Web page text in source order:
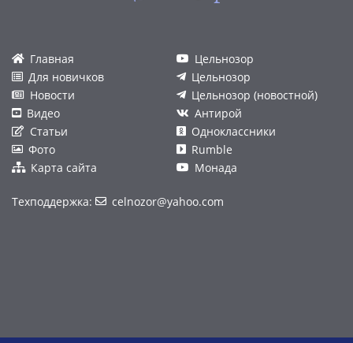
Главная
Для новичков
Новости
Видео
Статьи
Фото
Карта сайта
Цельнозор
Цельнозор
Цельнозор (новостной)
Антирой
Одноклассники
Rumble
Монада
Техподдержка: celnozor@yahoo.com